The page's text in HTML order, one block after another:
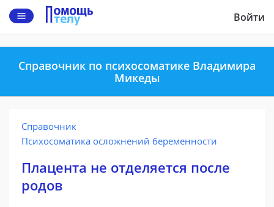
Войти
Справочник по психосоматике Владимира
Микеды
Справочник
Психосоматика осложнений беременности
Плацента не отделяется после
родов